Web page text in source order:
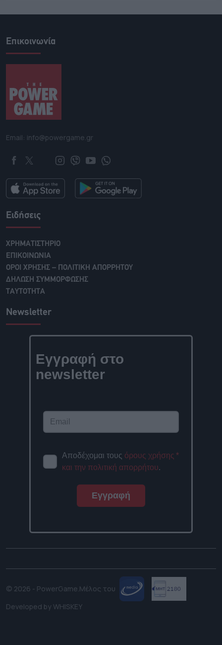
Επικοινωνία
Email: info@powergame.gr
Ειδήσεις
ΧΡΗΜΑΤΙΣΤΗΡΙΟ
ΕΠΙΚΟΙΝΩΝΙΑ
ΟΡΟΙ ΧΡΗΣΗΣ – ΠΟΛΙΤΙΚΗ ΑΠΟΡΡΗΤΟΥ
ΔΗΛΩΣΗ ΣΥΜΜΟΡΦΩΣΗΣ
ΤΑΥΤΟΤΗΤΑ
Newsletter
Εγγραφή στο
newsletter
Αποδέχομαι τους όρους χρήσης
και την πολιτική απορρήτου.
*
Εγγραφή
© 2026 - PowerGame.Μέλος του
Developed by WHISKEY